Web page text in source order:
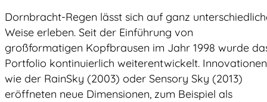
Dornbracht-Regen lässt sich auf ganz
Weise erleben. Seit der Einführung von
großformatigen Kopfbrausen im Jahr 1998 wurde
Portfolio kontinuierlich weiterentwickelt. Innovationen
wie der RainSky (2003) oder Sensory Sky (2013)
eröffneten neue Dimensionen, zum Beispiel als